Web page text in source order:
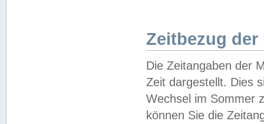
Zeitbezug der
Die Zeitangaben der
Zeit dargestellt. Dies
Wechsel im Sommer
können Sie die